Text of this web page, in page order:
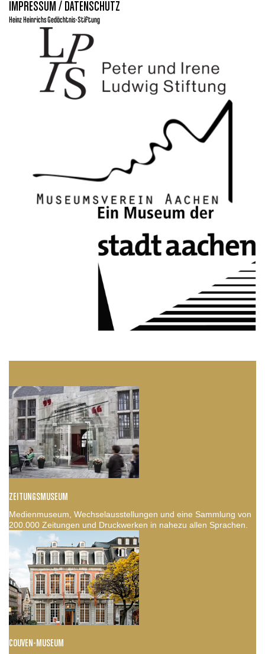
IMPRESSUM / DATENSCHUTZ
Heinz Heinrichs Gedächtnis-Stiftung
ZEITUNGSMUSEUM
Medienmuseum, Wechselausstellungen und eine Sammlung von
200.000 Zeitungen und Druckwerken in nahezu allen Sprachen.
COUVEN-MUSEUM